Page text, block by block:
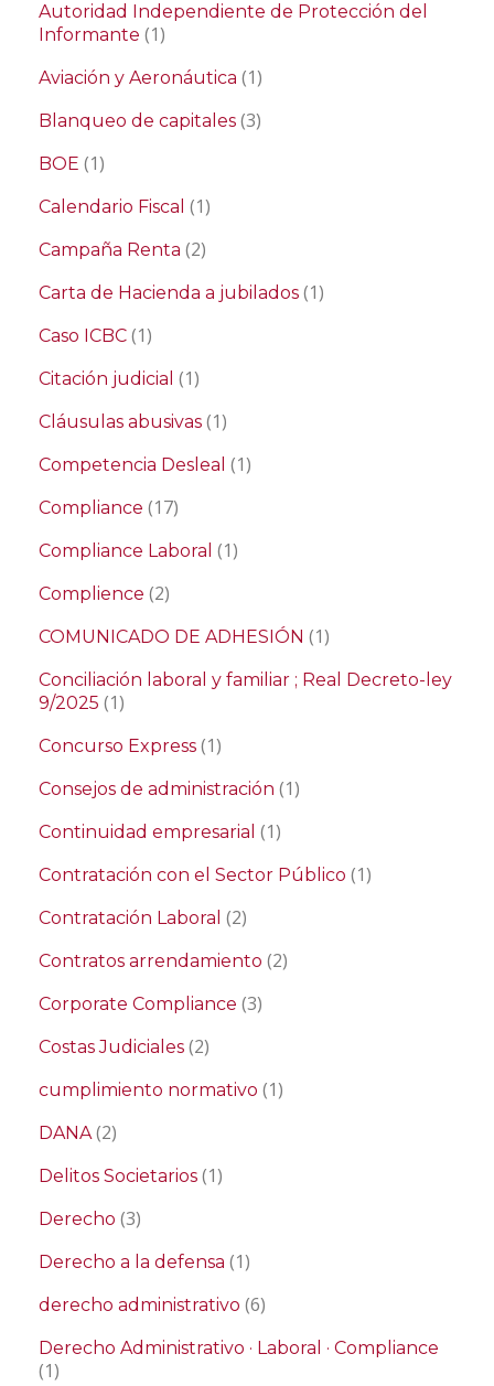
Autoridad Independiente de Protección del
Informante (1)
Aviación y Aeronáutica (1)
Blanqueo de capitales (3)
BOE (1)
Calendario Fiscal (1)
Campaña Renta (2)
Carta de Hacienda a jubilados (1)
Caso ICBC (1)
Citación judicial (1)
Cláusulas abusivas (1)
Competencia Desleal (1)
Compliance (17)
Compliance Laboral (1)
Complience (2)
COMUNICADO DE ADHESIÓN (1)
Conciliación laboral y familiar ; Real Decreto-ley
9/2025 (1)
Concurso Express (1)
Consejos de administración (1)
Continuidad empresarial (1)
Contratación con el Sector Público (1)
Contratación Laboral (2)
Contratos arrendamiento (2)
Corporate Compliance (3)
Costas Judiciales (2)
cumplimiento normativo (1)
DANA(2)
Delitos Societarios (1)
Derecho (3)
Derecho a la defensa (1)
derecho administrativo (6)
Derecho Administrativo · Laboral · Compliance
(1)